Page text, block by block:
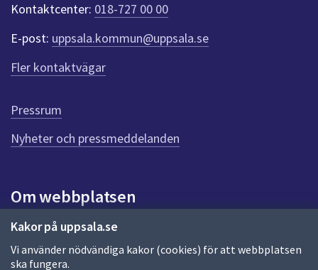
Kakor på uppsala.se
Vi använder nödvändiga kakor (cookies) för att webbplatsen
ska fungera.
e
r
f
ö
r
e
n
n
a
d
a
Kontaktcenter: 018-727 00 00
E-post: uppsala.kommun@uppsala.se
Fler kontaktvägar
Pressrum
Nyheter och pressmeddelanden
Om webbplatsen
Om webbplatsen
Allmänna handlingar och diarium